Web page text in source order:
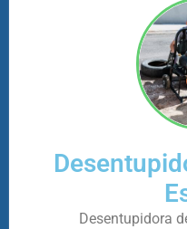
Desentupidora